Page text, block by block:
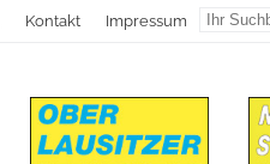
Kontakt Impressum